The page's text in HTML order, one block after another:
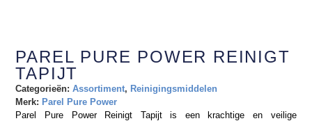
PAREL PURE POWER REINIGT
TAPIJT
Categorieën: Assortiment, Reinigingsmiddelen
Merk: Parel Pure Power
Parel Pure Power Reinigt Tapijt is een krachtige en veilige